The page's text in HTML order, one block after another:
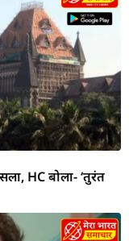
HC बोला- ‘तुरंत